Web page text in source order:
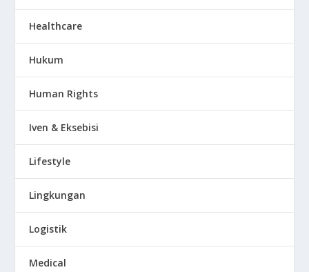
Healthcare
Hukum
Human Rights
Iven & Eksebisi
Lifestyle
Lingkungan
Logistik
Medical